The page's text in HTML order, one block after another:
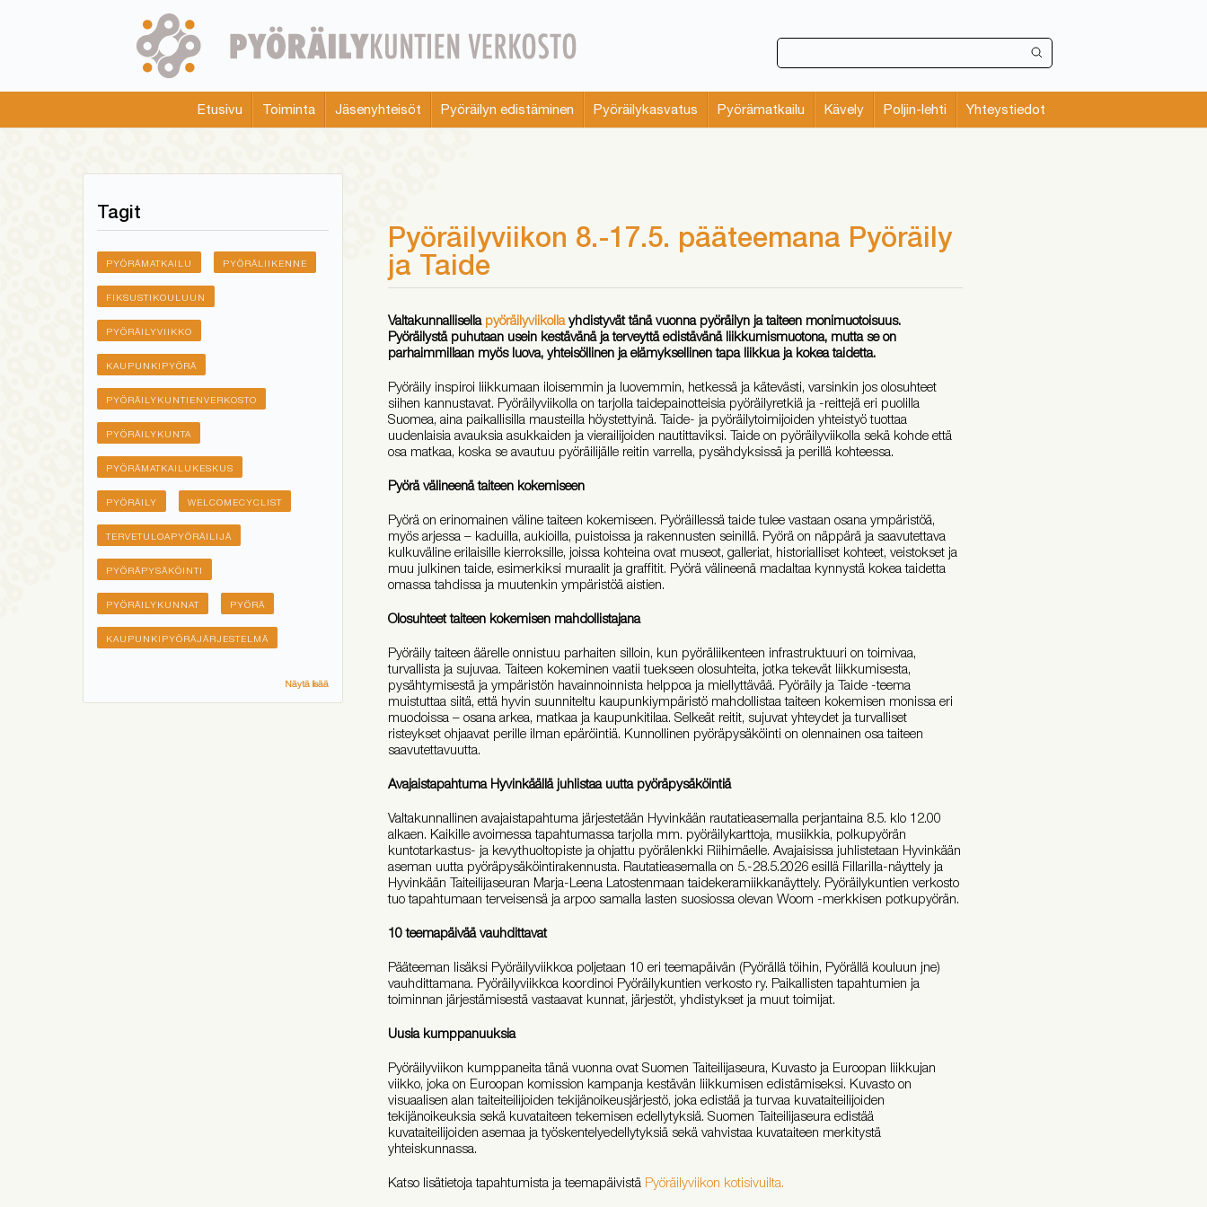
menu
Etusivu Toiminta Jäsenyhteisöt Pyöräilyn edistäminen Pyöräilykasvatus Pyörämatkailu Kävely Poljin-lehti Yhteystiedot
Tagit
PYÖRÄMATKAILU PYÖRÄLIIKENNE
FIKSUSTIKOULUUN
PYÖRÄILYVIIKKO
KAUPUNKIPYÖRÄ
PYÖRÄILYKUNTIENVERKOSTO
PYÖRÄILYKUNTA
PYÖRÄMATKAILUKESKUS
PYÖRÄILY WELCOMECYCLIST
TERVETULOAPYÖRÄILIJÄ
PYÖRÄPYSÄKÖINTI
PYÖRÄILYKUNNAT PYÖRÄ
KAUPUNKIPYÖRÄJÄRJESTELMÄ
Näytä lisää
Pyöräilyviikon 8.-17.5. pääteemana Pyöräily
ja Taide
Valtakunnallisella pyöräilyviikollayhdistyvät tänä vuonna pyöräilyn ja taiteen monimuotoisuus.
Pyöräilystä puhutaan usein kestävänä ja terveyttä edistävänä liikkumismuotona, mutta se on
parhaimmillaan myös luova, yhteisöllinen ja elämyksellinen tapa liikkua ja kokea taidetta.
Pyöräily inspiroi liikkumaan iloisemmin ja luovemmin, hetkessä ja kätevästi, varsinkin jos olosuhteet
siihen kannustavat. Pyöräilyviikolla on tarjolla taidepainotteisia pyöräilyretkiä ja -reittejä eri puolilla
Suomea, aina paikallisilla mausteilla höystettyinä. Taide- ja pyöräilytoimijoiden yhteistyö tuottaa
uudenlaisia avauksia asukkaiden ja vierailijoiden nautittaviksi. Taide on pyöräilyviikolla sekä kohde että
osa matkaa, koska se avautuu pyöräilijälle reitin varrella, pysähdyksissä ja perillä kohteessa.
Pyörä välineenä taiteen kokemiseen
Pyörä on erinomainen väline taiteen kokemiseen. Pyöräillessä taide tulee vastaan osana ympäristöä,
myös arjessa – kaduilla, aukioilla, puistoissa ja rakennusten seinillä. Pyörä on näppärä ja saavutettava
kulkuväline erilaisille kierroksille, joissa kohteina ovat museot, galleriat, historialliset kohteet, veistokset ja
muu julkinen taide, esimerkiksi muraalit ja graffitit. Pyörä välineenä madaltaa kynnystä kokea taidetta
omassa tahdissa ja muutenkin ympäristöä aistien.
Olosuhteet taiteen kokemisen mahdollistajana
Pyöräily taiteen äärelle onnistuu parhaiten silloin, kun pyöräliikenteen infrastruktuuri on toimivaa,
turvallista ja sujuvaa. Taiteen kokeminen vaatii tuekseen olosuhteita, jotka tekevät liikkumisesta,
pysähtymisestä ja ympäristön havainnoinnista helppoa ja miellyttävää. Pyöräily ja Taide -teema
muistuttaa siitä, että hyvin suunniteltu kaupunkiympäristö mahdollistaa taiteen kokemisen monissa eri
muodoissa – osana arkea, matkaa ja kaupunkitilaa. Selkeät reitit, sujuvat yhteydet ja turvalliset
risteykset ohjaavat perille ilman epäröintiä. Kunnollinen pyöräpysäköinti on olennainen osa taiteen
saavutettavuutta.
Avajaistapahtuma Hyvinkäällä juhlistaa uutta pyöräpysäköintiä
Valtakunnallinen avajaistapahtuma järjestetään Hyvinkään rautatieasemalla perjantaina 8.5. klo 12.00
alkaen. Kaikille avoimessa tapahtumassa tarjolla mm. pyöräilykarttoja, musiikkia, polkupyörän
kuntotarkastus- ja kevythuoltopiste ja ohjattu pyörälenkki Riihimäelle. Avajaisissa juhlistetaan Hyvinkään
aseman uutta pyöräpysäköintirakennusta. Rautatieasemalla on 5.-28.5.2026 esillä Fillarilla-näyttely ja
Hyvinkään Taiteilijaseuran Marja-Leena Latostenmaan taidekeramiikkanäyttely. Pyöräilykuntien verkosto
tuo tapahtumaan terveisensä ja arpoo samalla lasten suosiossa olevan Woom -merkkisen potkupyörän.
10 teemapäivää vauhdittavat
Pääteeman lisäksi Pyöräilyviikkoa poljetaan 10 eri teemapäivän (Pyörällä töihin, Pyörällä kouluun jne)
vauhdittamana. Pyöräilyviikkoa koordinoi Pyöräilykuntien verkosto ry. Paikallisten tapahtumien ja
toiminnan järjestämisestä vastaavat kunnat, järjestöt, yhdistykset ja muut toimijat.
Uusia kumppanuuksia
Pyöräilyviikon kumppaneita tänä vuonna ovat Suomen Taiteilijaseura, Kuvasto ja Euroopan liikkujan
viikko, joka on Euroopan komission kampanja kestävän liikkumisen edistämiseksi. Kuvasto on
visuaalisen alan taiteiteilijoiden tekijänoikeusjärjestö, joka edistää ja turvaa kuvataiteilijoiden
tekijänoikeuksia sekä kuvataiteen tekemisen edellytyksiä. Suomen Taiteilijaseura edistää
kuvataiteilijoiden asemaa ja työskentelyedellytyksiä sekä vahvistaa kuvataiteen merkitystä
yhteiskunnassa.
Katso lisätietoja tapahtumista ja teemapäivistä Pyöräilyviikon kotisivuilta.